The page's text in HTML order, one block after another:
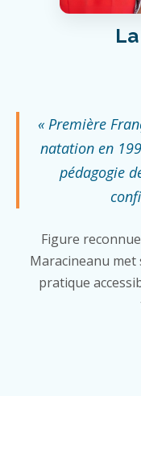
« Première
natation en
pédagogie
Figure
Maracineanu met
pratique